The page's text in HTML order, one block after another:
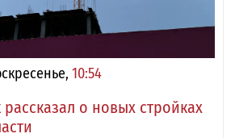
10:54
рассказал о новых стройках